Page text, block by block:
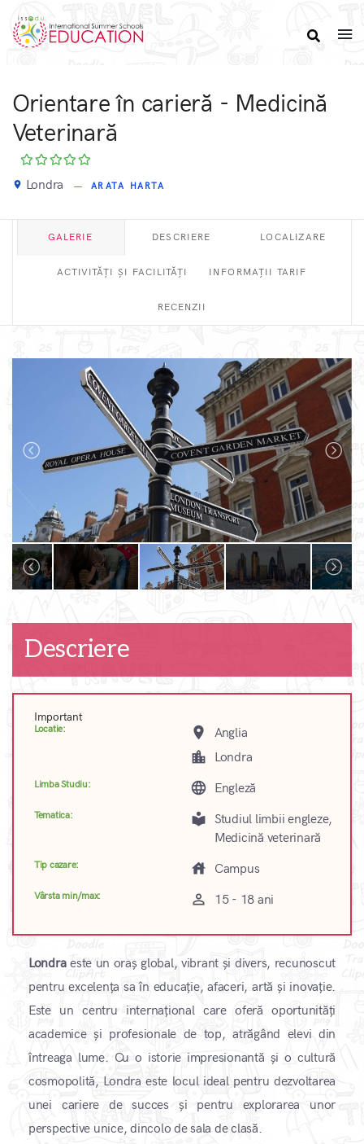
Orientare în carieră - Medicină
Veterinară
place Londra ARATA HARTA
GALERIE DESCRIERE LOCALIZARE
ACTIVITĂȚI ȘI FACILITĂȚI INFORMAȚII TARIF
RECENZII
Descriere
Important
Locatie: place Anglia
location_city Londra
Limba Studiu: language Engleză
Tematica: local_library Studiul limbii engleze,
Medicină veterinară
Tip cazare: house Campus
Vârsta min/max: perm_identity 15 - 18 ani
Londraeste un oraș global, vibrant și divers, recunoscut
pentru excelența sa în educație, afaceri, artă și inovație.
Este un centru internațional care oferă oportunități
academice și profesionale de top, atrăgând elevi din
întreaga lume. Cu o istorie impresionantă și o cultură
cosmopolită, Londra este locul ideal pentru dezvoltarea
unei cariere de succes și pentru explorarea unor
perspective unice, dincolo de sala de clasă. ​